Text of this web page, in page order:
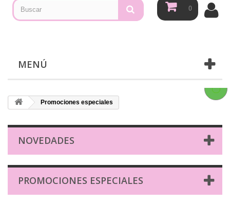
0
MENÚ
Promociones especiales
NOVEDADES
PROMOCIONES ESPECIALES